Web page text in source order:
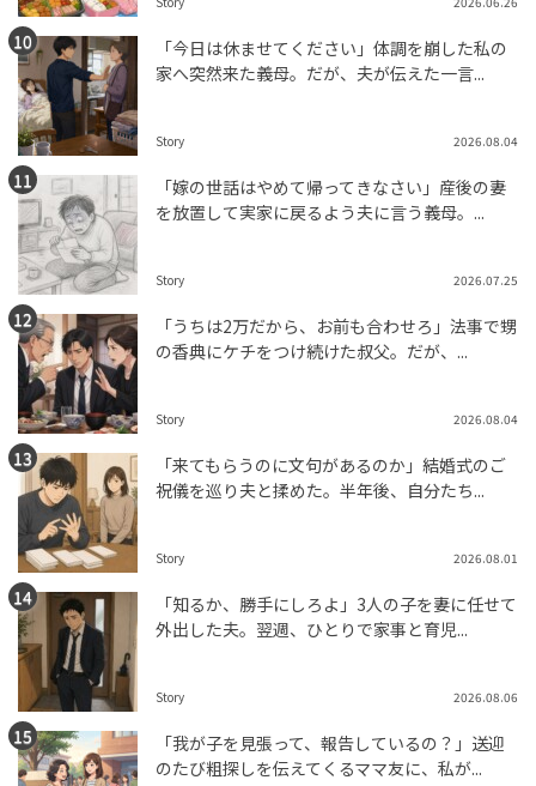
「今日は休ませてください」体調を崩した私の
家へ突然来た義母。だが、夫が伝えた一言...
Story 2026.08.04
「嫁の世話はやめて帰ってきなさい」産後の妻
を放置して実家に戻るよう夫に言う義母。...
Story 2026.07.25
「うちは2万だから、お前も合わせろ」法事で甥
の香典にケチをつけ続けた叔父。だが、...
Story 2026.08.04
「来てもらうのに文句があるのか」結婚式のご
祝儀を巡り夫と揉めた。半年後、自分たち...
Story 2026.08.01
「知るか、勝手にしろよ」3人の子を妻に任せて
外出した夫。翌週、ひとりで家事と育児...
Story 2026.08.06
「我が子を見張って、報告しているの？」送迎
のたび粗探しを伝えてくるママ友に、私が...